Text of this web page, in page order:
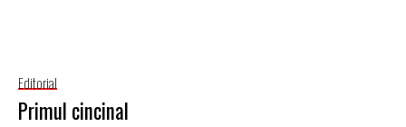
Editorial
Primul cincinal